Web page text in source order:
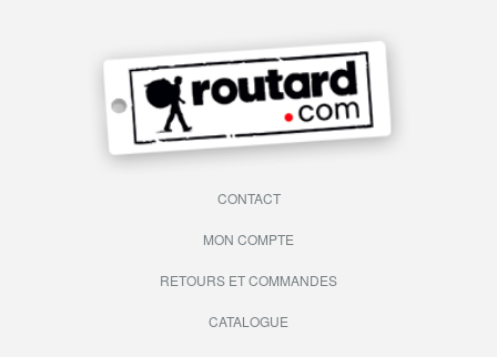
CONTACT
MON COMPTE
RETOURS ET COMMANDES
CATALOGUE